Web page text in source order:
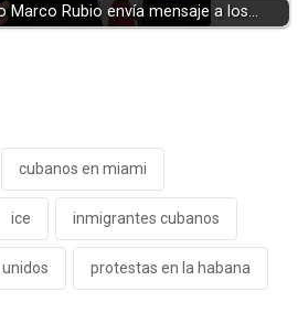
Marco Rubio envía mensaje a los…
cubanos en miami
ice inmigrantes cubanos
protestas en la habana